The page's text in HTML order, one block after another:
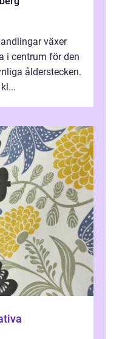
växer
i centrum för den
ålderstecken.